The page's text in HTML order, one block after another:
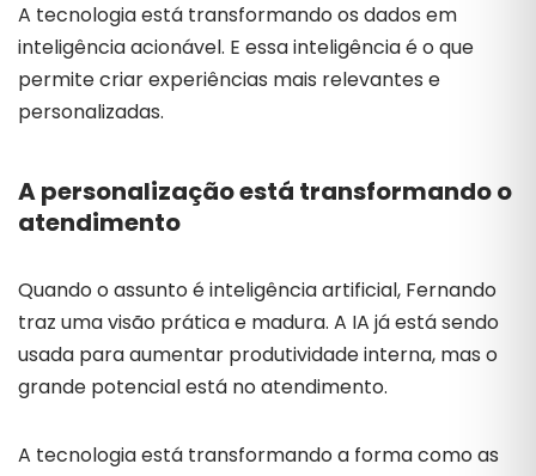
A tecnologia está transformando os dados em
inteligência acionável. E essa inteligência é o que
permite criar experiências mais relevantes e
personalizadas.
A personalização está transformando o
atendimento
Quando o assunto é inteligência artificial, Fernando
traz uma visão prática e madura. A IA já está sendo
usada para aumentar produtividade interna, mas o
grande potencial está no atendimento.
A tecnologia está transformando a forma como as